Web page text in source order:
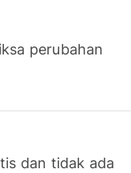
perubahan
dan tidak ada